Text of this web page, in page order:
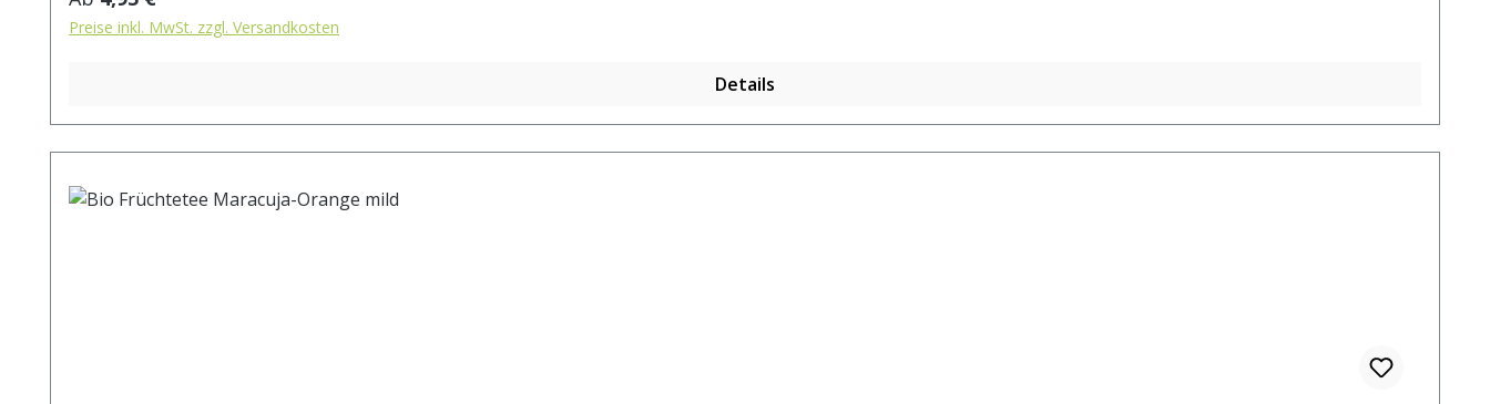
Preise inkl. MwSt. zzgl. Versandkosten
Details